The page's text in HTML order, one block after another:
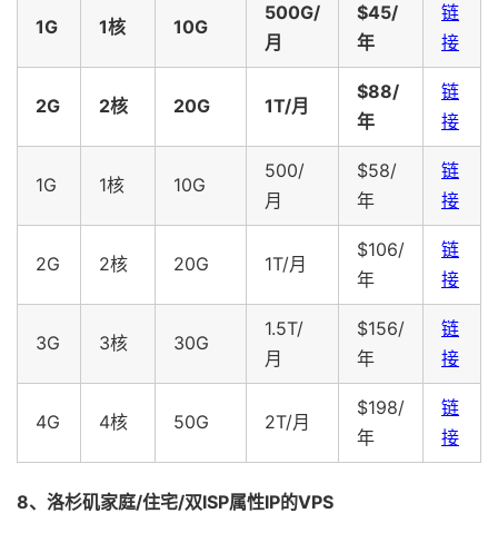
1G 1核 10G
500G/
月
$45/
年
链
接
2G 2核 20G 1T/月
$88/
年
链
接
1G 1核 10G
500/
月
$58/
年
链
接
2G 2核 20G 1T/月
$106/
年
链
接
3G 3核 30G
1.5T/
月
$156/
年
链
接
4G 4核 50G 2T/月
$198/
年
链
接
8、洛杉矶家庭/住宅/双ISP属性IP的VPS